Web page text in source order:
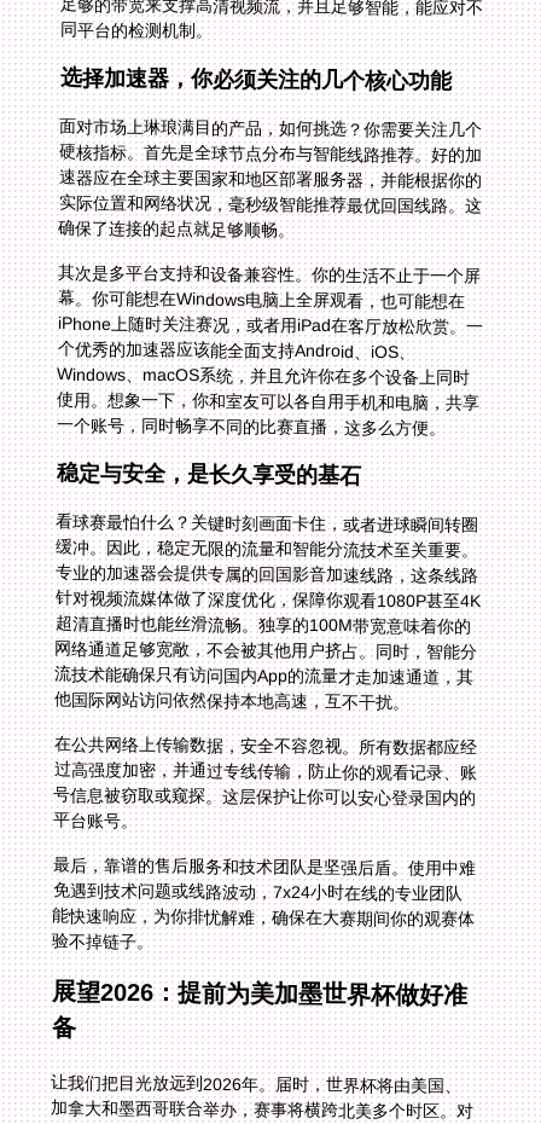
同平台的检测机制。
选择加速器，你必须关注的几个核心功能
面对市场上琳琅满目的产品，如何挑选？你需要关注几个
硬核指标。首先是全球节点分布与智能线路推荐。好的加
速器应在全球主要国家和地区部署服务器，并能根据你的
实际位置和网络状况，毫秒级智能推荐最优回国线路。这
确保了连接的起点就足够顺畅。
其次是多平台支持和设备兼容性。你的生活不止于一个屏
幕。你可能想在Windows电脑上全屏观看，也可能想在
iPhone上随时关注赛况，或者用iPad在客厅放松欣赏。一
个优秀的加速器应该能全面支持Android、iOS、
Windows、macOS系统，并且允许你在多个设备上同时
使用。想象一下，你和室友可以各自用手机和电脑，共享
一个账号，同时畅享不同的比赛直播，这多么方便。
稳定与安全，是长久享受的基石
看球赛最怕什么？关键时刻画面卡住，或者进球瞬间转圈
缓冲。因此，稳定无限的流量和智能分流技术至关重要。
专业的加速器会提供专属的回国影音加速线路，这条线路
针对视频流媒体做了深度优化，保障你观看1080P甚至4K
超清直播时也能丝滑流畅。独享的100M带宽意味着你的
网络通道足够宽敞，不会被其他用户挤占。同时，智能分
流技术能确保只有访问国内App的流量才走加速通道，其
他国际网站访问依然保持本地高速，互不干扰。
在公共网络上传输数据，安全不容忽视。所有数据都应经
过高强度加密，并通过专线传输，防止你的观看记录、账
号信息被窃取或窥探。这层保护让你可以安心登录国内的
平台账号。
最后，靠谱的售后服务和技术团队是坚强后盾。使用中难
免遇到技术问题或线路波动，7x24小时在线的专业团队
能快速响应，为你排忧解难，确保在大赛期间你的观赛体
验不掉链子。
展望2026：提前为美加墨世界杯做好准
备
让我们把目光放远到2026年。届时，世界杯将由美国、
加拿大和墨西哥联合举办，赛事将横跨北美多个时区。对
于海外华人，尤其是北美的观众，这既是盛宴，也可能带
来新的观看挑战。国内的直播平台势必会投入巨资进行转
播，而地域限制只会更加严格。你可能在纽约的公寓里，
渴望听到中文解说员对梅西（如果那时他还在）最后一次
世界杯演出的激情呐喊；也可能在温哥华，想和国内家人